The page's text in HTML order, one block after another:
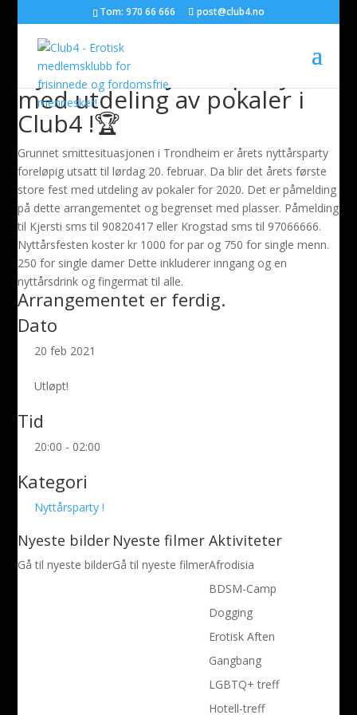
Tom: 970 66 666 post@club4.no
Ny dato!! 🤩Nyttårsparty
med utdeling av pokaler i
Club4 !🏆
Grunnet smittesituasjonen i Trondheim er årets nyttårsparty
foreløpig utsatt til lørdag 20. februar. Da blir det årets første
store fest med utdeling av pokaler for 2020. Det er påmelding
på dette arrangementet og begrenset med plasser. Påmelding
til Kjersti sms til 90820417 eller Krogstad sms til 97066666.
Nyttårsfesten koster kr 1000 for par og 750 for single menn.
250 for single damer Dette inkluderer inngang og en
nyttårsdrink og fingermat til alle.
Arrangementet er ferdig.
Dato
20 feb 2021
Utløpt!
Tid
20:00 - 02:00
Kategori
Nyttårsparty !
Nyeste bilder
Gå til nyeste bilder
Nyeste filmer
Gå til nyeste filmer
Aktiviteter
Afrodisia
BDSM-Camp
Dogging
Erotisk Aften
Gangbang
LGBTQ+ treff
Hotell-treff